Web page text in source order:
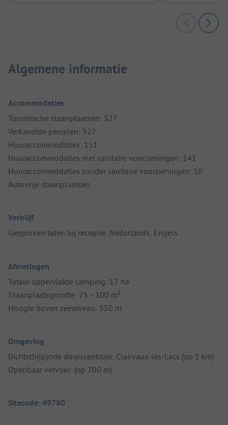
Algemene informatie
Accommodaties
Toeristische staanplaatsen: 327
Verkavelde percelen: 327
Huuraccommodaties: 151
Huuraccommodaties met sanitaire voorzieningen: 141
Huuraccommodaties zonder sanitaire voorzieningen: 10
Autovrije staanplaatsen
Verblijf
Gesproken talen bij receptie: Nederlands, Engels
Afmetingen
Totale oppervlakte camping: 17 ha
Staanplaatsgrootte: 75 - 100 m²
Hoogte boven zeeniveau: 550 m
Omgeving
Dichtstbijzijnde dorpscentrum: Clairvaux-les-Lacs (op 1 km)
Openbaar vervoer: (op 700 m)
Sitecode: 49780